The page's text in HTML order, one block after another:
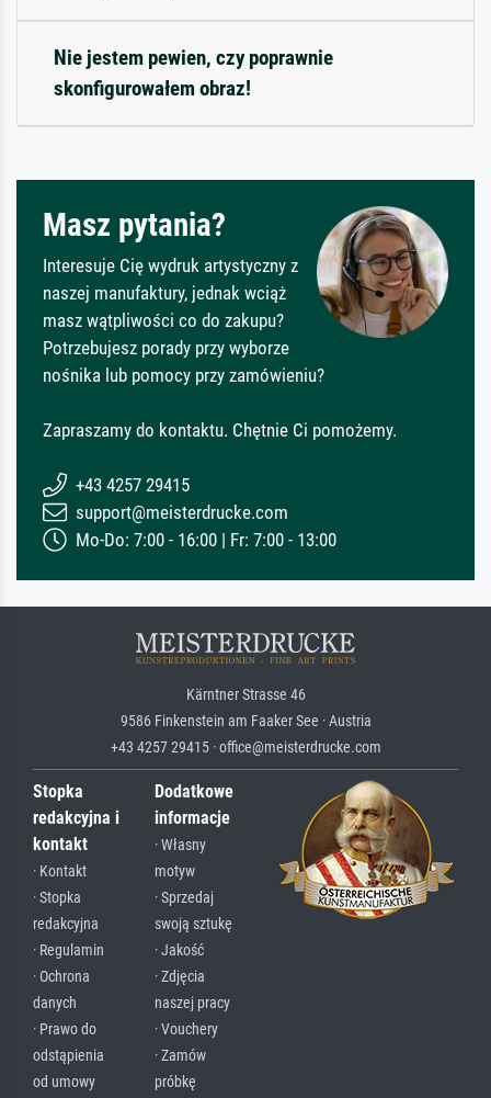
Nie jestem pewien, czy poprawnie
skonfigurowałem obraz!
Masz pytania?
Interesuje Cię wydruk artystyczny z
naszej manufaktury, jednak wciąż
masz wątpliwości co do zakupu?
Potrzebujesz porady przy wyborze
nośnika lub pomocy przy zamówieniu?
Zapraszamy do kontaktu. Chętnie Ci pomożemy.
+43 4257 29415
support@meisterdrucke.com
Mo-Do: 7:00 - 16:00 | Fr: 7:00 - 13:00
Kärntner Strasse 46
9586 Finkenstein am Faaker See · Austria
+43 4257 29415 · office@meisterdrucke.com
Stopka
redakcyjna i
kontakt
· Kontakt
· Stopka
redakcyjna
· Regulamin
· Ochrona
danych
· Prawo do
odstąpienia
od umowy
Dodatkowe
informacje
· Własny
motyw
· Sprzedaj
swoją sztukę
· Jakość
· Zdjęcia
naszej pracy
· Vouchery
· Zamów
próbkę